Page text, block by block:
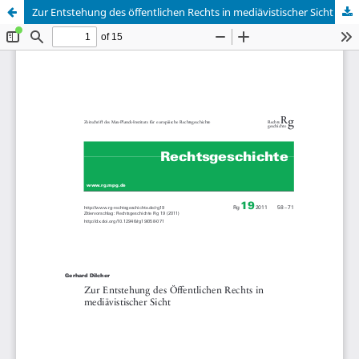
Zur Entstehung des öffentlichen Rechts in mediävistischer Sicht